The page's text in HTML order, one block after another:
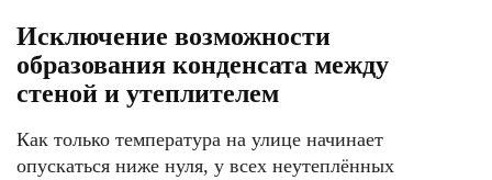
Исключение возможности
образования конденсата между
стеной и утеплителем
Как только температура на улице начинает
опускаться ниже нуля, у всех неутеплённых